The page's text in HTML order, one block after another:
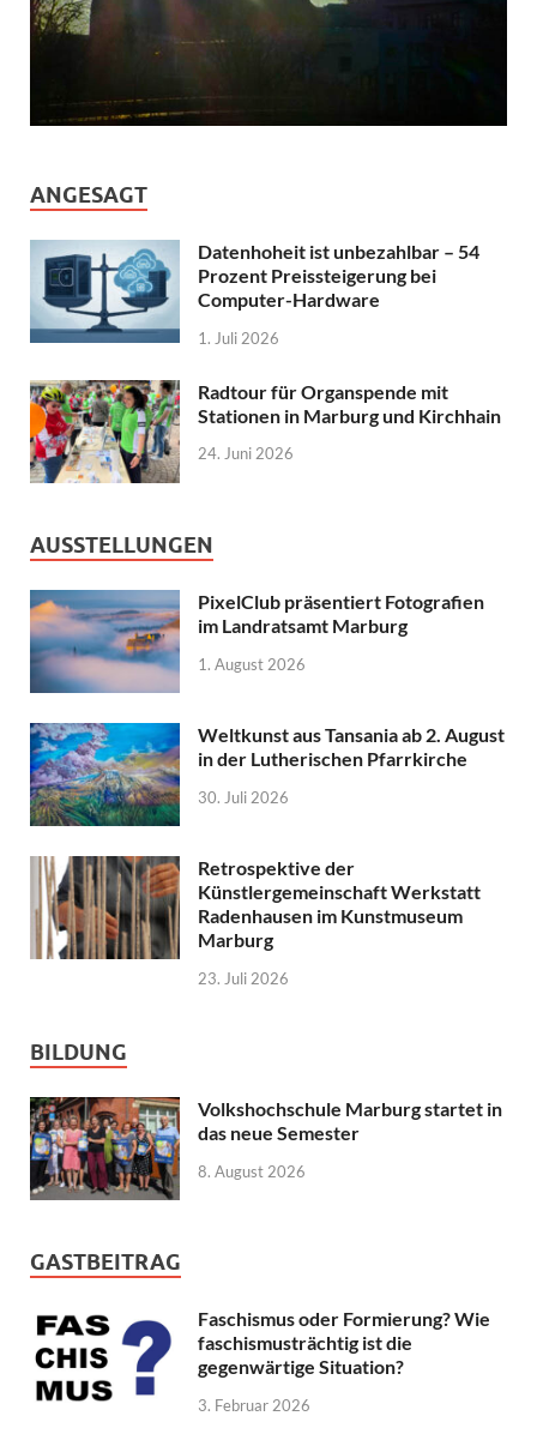
ANGESAGT
Datenhoheit ist unbezahlbar – 54
Prozent Preissteigerung bei
Computer-Hardware
1. Juli 2026
Radtour für Organspende mit
Stationen in Marburg und Kirchhain
24. Juni 2026
AUSSTELLUNGEN
PixelClub präsentiert Fotografien
im Landratsamt Marburg
1. August 2026
Weltkunst aus Tansania ab 2. August
in der Lutherischen Pfarrkirche
30. Juli 2026
Retrospektive der
Künstlergemeinschaft Werkstatt
Radenhausen im Kunstmuseum
Marburg
23. Juli 2026
BILDUNG
Volkshochschule Marburg startet in
das neue Semester
8. August 2026
GASTBEITRAG
Faschismus oder Formierung? Wie
faschismusträchtig ist die
gegenwärtige Situation?
3. Februar 2026